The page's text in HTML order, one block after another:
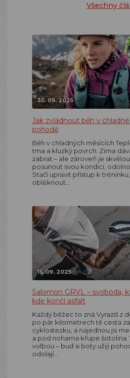
Všechny
30. 09. 2025
Jak zvládnout běh v
pohodě
Běh v chladných měsících
tma a kluzký povrch. Zima
zabrat – ale zároveň je
posunout svou kondici,
Stačí upravit přístup k
obléknout…
15. 09. 2025
Salomon GRVL – svoboda,
kde končí asfalt
Každý běžec to zná Vyrazíš z
po pár kilometrech tě cesta
cyklostezku, a najednou jsi
a pod nohama křupe šotolina.
volbou – buď si boty užijí
odolají…